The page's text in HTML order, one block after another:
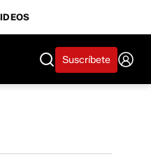
Suscríbete